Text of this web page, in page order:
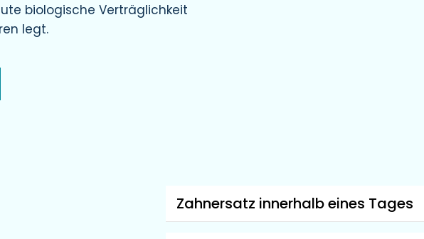
biologische Verträglichkeit
legt.
Zahnersatz innerhalb eines Tages